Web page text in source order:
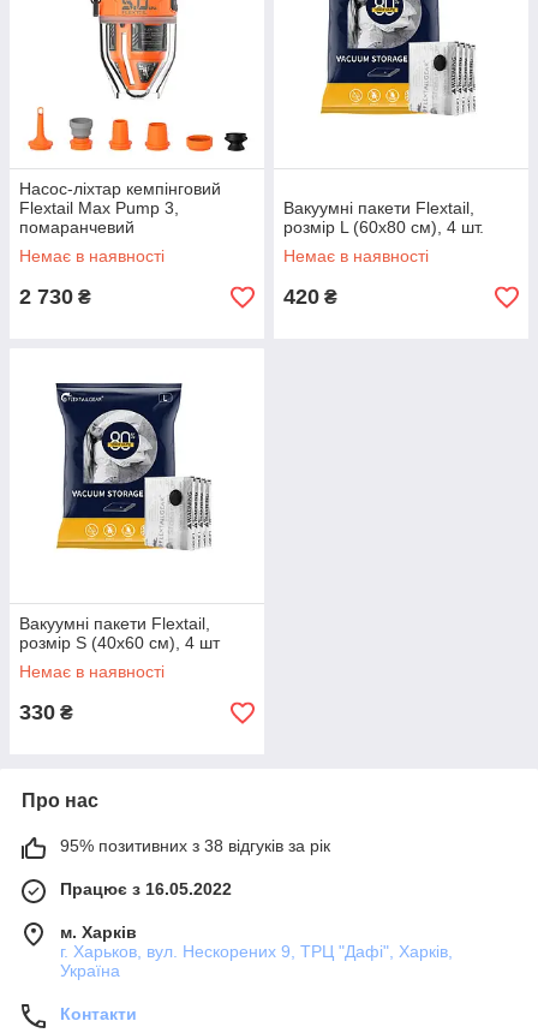
Насос-ліхтар кемпінговий
Flextail Max Pump 3,
помаранчевий
Немає в наявності
2 730 ₴
Вакуумні пакети Flextail,
розмір L (60х80 см), 4 шт.
Немає в наявності
420 ₴
Вакуумні пакети Flextail,
розмір S (40х60 см), 4 шт
Немає в наявності
330 ₴
Про нас
95% позитивних з 38 відгуків за рік
Працює з 16.05.2022
м. Харків
г. Харьков, вул. Нескорених 9, ТРЦ "Дафі", Харків,
Україна
Контакти